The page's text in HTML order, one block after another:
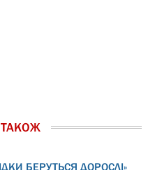
ТАКОЖ
БЕРУТЬСЯ ДОРОСЛІ»